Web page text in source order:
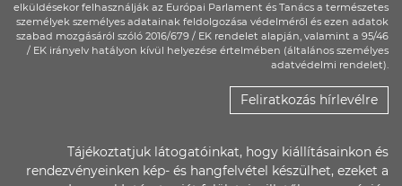
elküldésekor felhasználják az Európai Parlament és Tanács a természetes
személyek személyes adatainak feldolgozása védelméről és ezen adatok
szabad mozgásáról szóló 2016/679 / EK rendelet alapján, valamint a 95/46
/ EK irányelv hatályon kívül helyezése értelmében (általános személyes
adatvédelmi rendelet).
Feliratkozás hírlevélre
Tájékoztatjuk látogatóinkat, hogy kiállításainkon és
rendezvényeinken kép- és hangfelvétel készülhet, ezeket a